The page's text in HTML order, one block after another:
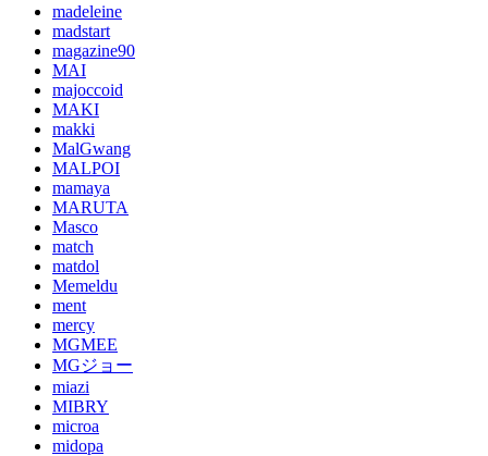
madeleine
madstart
magazine90
MAI
majoccoid
MAKI
makki
MalGwang
MALPOI
mamaya
MARUTA
Masco
match
matdol
Memeldu
ment
mercy
MGMEE
MGジョー
miazi
MIBRY
microa
midopa